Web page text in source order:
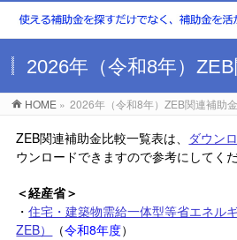
2026年（令和8年）
HOME » 2026年（令和8年）ZEB関連補助金
ZEB関連補助金比較一覧表は、 ダウン
ウンロードできますので参考にしてくだ
＜経産省＞
・住宅・建築物需給一体型等省エネル
ZEB）
（令和8年度）